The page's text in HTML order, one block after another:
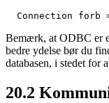
Connection forb
Bemærk, at ODBC er
bedre ydelse bør du
databasen, i stedet for
20.2